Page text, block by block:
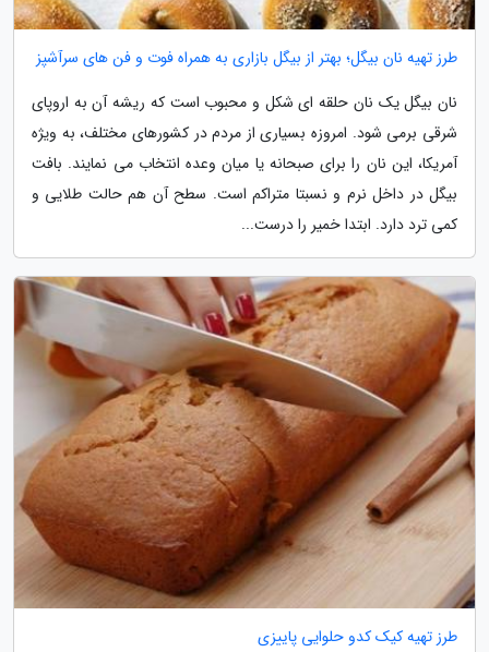
طرز تهیه نان بیگل؛ بهتر از بیگل بازاری به همراه فوت و فن های سرآشپز
نان بیگل یک نان حلقه ای شکل و محبوب است که ریشه آن به اروپای
شرقی برمی شود. امروزه بسیاری از مردم در کشورهای مختلف، به ویژه
آمریکا، این نان را برای صبحانه یا میان وعده انتخاب می نمایند. بافت
بیگل در داخل نرم و نسبتا متراکم است. سطح آن هم حالت طلایی و
کمی ترد دارد. ابتدا خمیر را درست...
طرز تهیه کیک کدو حلوایی پاییزی